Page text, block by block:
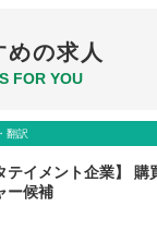
の求人
FOR YOU
翻訳
テイメント企業】 購
ー候補